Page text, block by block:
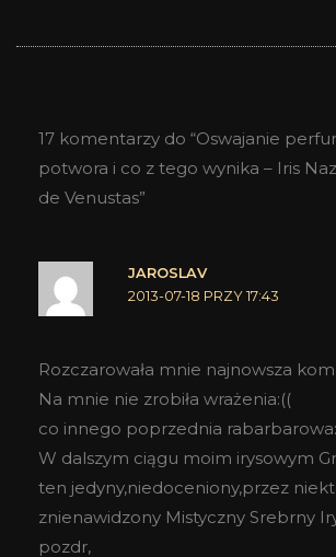
17 komentarzy do “Oswajanie
potwora i co z tego wynika – Iris
de Venustas”
JAROSLAV
2013-07-18 PRZY 17:43
Rozczarowała mnie najnowsza
Na mnie nie zrobiła wrażenia:((
co innego poprzednia
W dalszym ciągu moim irysowym
ten jedyny,niedoceniony,przez
znienawidzony Mistyczny Srebrny
pozdr,